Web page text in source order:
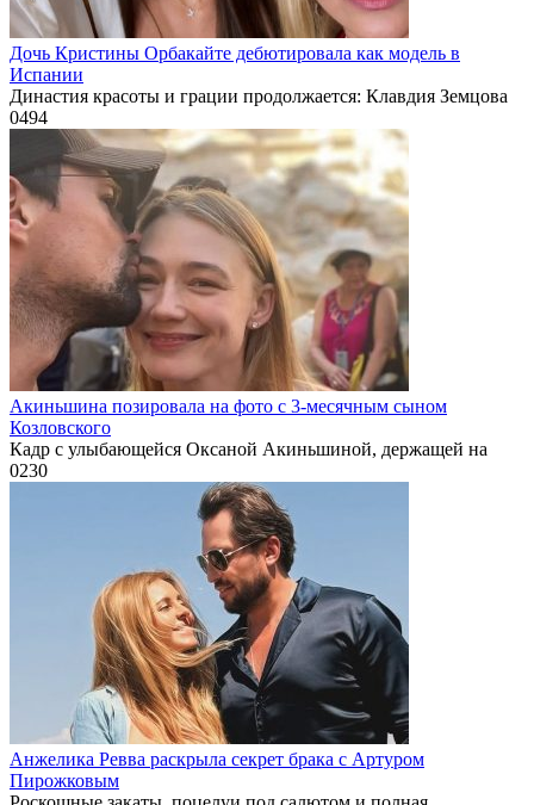
Дочь Кристины Орбакайте дебютировала как модель в
Испании
Династия красоты и грации продолжается: Клавдия Земцова
0494
Акиньшина позировала на фото с 3-месячным сыном
Козловского
Кадр с улыбающейся Оксаной Акиньшиной, держащей на
0230
Анжелика Ревва раскрыла секрет брака с Артуром
Пирожковым